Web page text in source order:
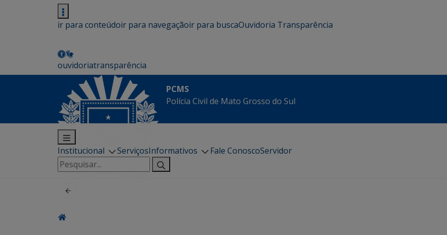
ir para conteúdoir para navegaçãoir para buscaOuvidoria Transparência
ouvidoriatransparência
PCMS
Polícia Civil de Mato Grosso do Sul
Institucional ServiçosInformativos Fale ConoscoServidor
Pesquisar
por: